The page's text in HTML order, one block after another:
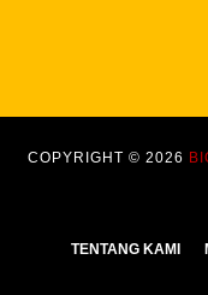
COPYRIGHT © 2026
TENTANG KAMI